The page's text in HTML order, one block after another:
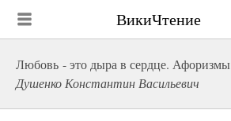
ВикиЧтение
Любовь - это дыра в сердце. Афоризмы
Душенко Константин Васильевич